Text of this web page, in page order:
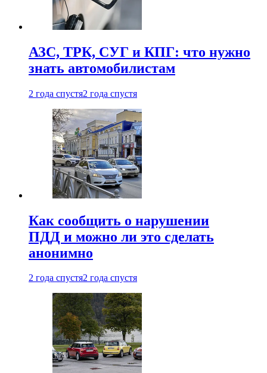
АЗС, ТРК, СУГ и КПГ: что нужно
знать автомобилистам
2 года спустя2 года спустя
Как сообщить о нарушении
ПДД и можно ли это сделать
анонимно
2 года спустя2 года спустя